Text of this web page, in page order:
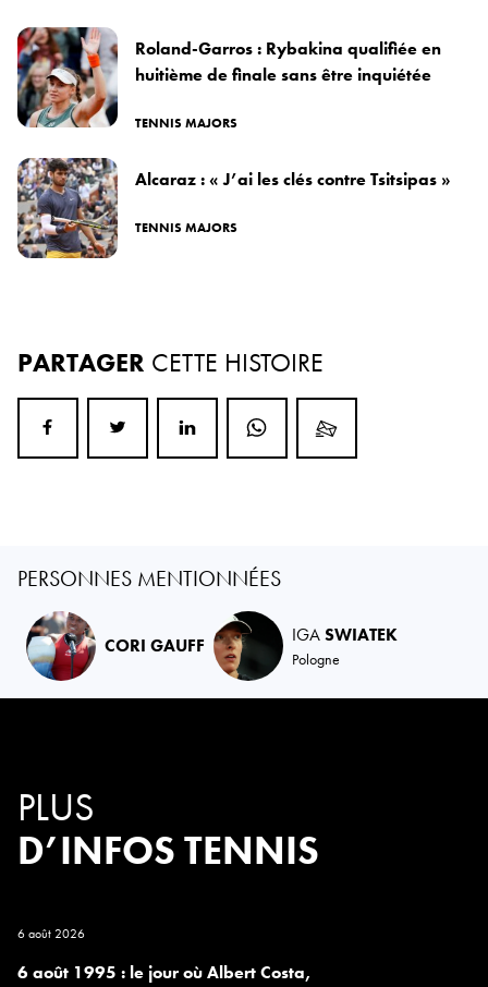
Roland-Garros : Rybakina qualifiée en
huitième de finale sans être inquiétée
TENNIS MAJORS
Alcaraz : « J’ai les clés contre Tsitsipas »
TENNIS MAJORS
PARTAGER CETTE HISTOIRE
PERSONNES MENTIONNÉES
CORI GAUFF IGASWIATEK
Pologne
PLUS
D’INFOS TENNIS
6 août 2026
6 août 1995 : le jour où Albert Costa,